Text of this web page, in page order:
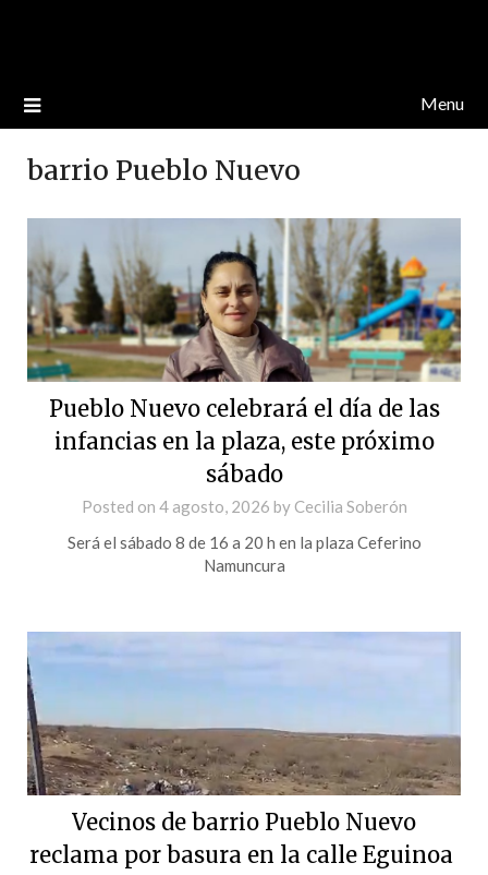
Menu
barrio Pueblo Nuevo
Pueblo Nuevo celebrará el día de las
infancias en la plaza, este próximo
sábado
Posted on 4 agosto, 2026 by Cecilia Soberón
Será el sábado 8 de 16 a 20 h en la plaza Ceferino
Namuncura
Vecinos de barrio Pueblo Nuevo
reclama por basura en la calle Eguinoa